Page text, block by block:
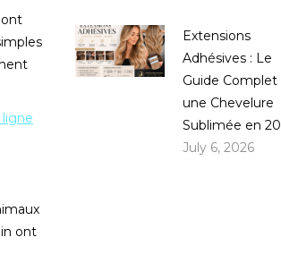
ont
ont
Extensions
Adhésives : Le
Guide Complet
une Chevelure
Sublimée en
July 6, 2026